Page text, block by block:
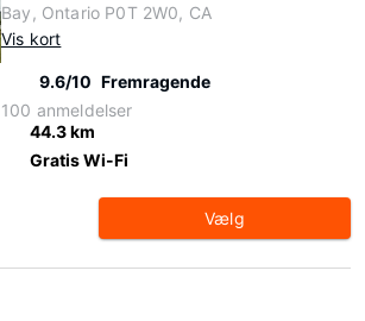
Bay, Ontario P0T 2W0, CA
Vis kort
9.6/10 Fremragende
100 anmeldelser
44.3 km
Gratis Wi-Fi
Vælg